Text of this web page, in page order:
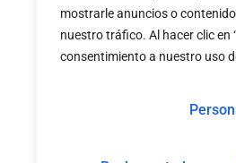
mostrarle anuncios o
nuestro tráfico. Al hacer clic en
consentimiento a nuestro uso
«financiado por la